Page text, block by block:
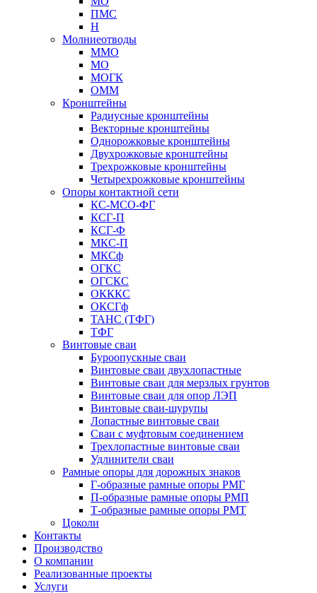
ПМС
Н
Молниеотводы
ММО
МО
МОГК
ОММ
Кронштейны
Радиусные кронштейны
Векторные кронштейны
Однорожковые кронштейны
Двухрожковые кронштейны
Трехрожковые кронштейны
Четырехрожковые кронштейны
Опоры контактной сети
КС-МСО-ФГ
КСГ-П
КСГ-Ф
МКС-П
МКСф
ОГКС
ОГСКС
ОКККС
ОКСГф
ТАНС (ТФГ)
ТФГ
Винтовые сваи
Буроопускные сваи
Винтовые сваи двухлопастные
Винтовые сваи для мерзлых грунтов
Винтовые сваи для опор ЛЭП
Винтовые сваи-шурупы
Лопастные винтовые сваи
Сваи с муфтовым соединением
Трехлопастные винтовые сваи
Удлинители сваи
Рамные опоры для дорожных знаков
Г-образные рамные опоры РМГ
П-образные рамные опоры РМП
Т-образные рамные опоры РМТ
Цоколи
Контакты
Производство
О компании
Реализованные проекты
Услуги